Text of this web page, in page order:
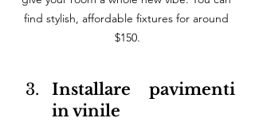
find stylish, affordable fixtures for around
$150.
Installare pavimenti
in vinile